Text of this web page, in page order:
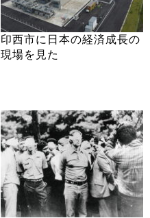
印西市に日本の経済成長の
現場を見た